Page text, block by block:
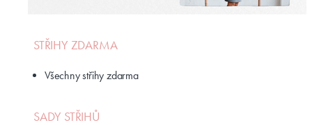
STŘIHY ZDARMA
Všechny střihy zdarma
SADY STŘIHŮ